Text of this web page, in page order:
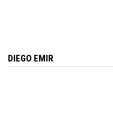
DIEGO EMIR